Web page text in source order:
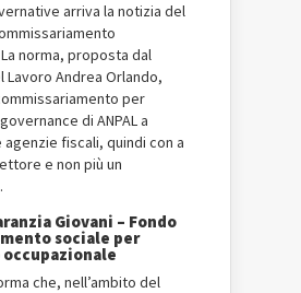
arriva la notizia del
La norma, proposta dal
Lavoro Andrea Orlando,
per
di ANPAL a
agenzie fiscali, quindi con a
e non più un
Giovani – Fondo
sociale per
che, nell’ambito del